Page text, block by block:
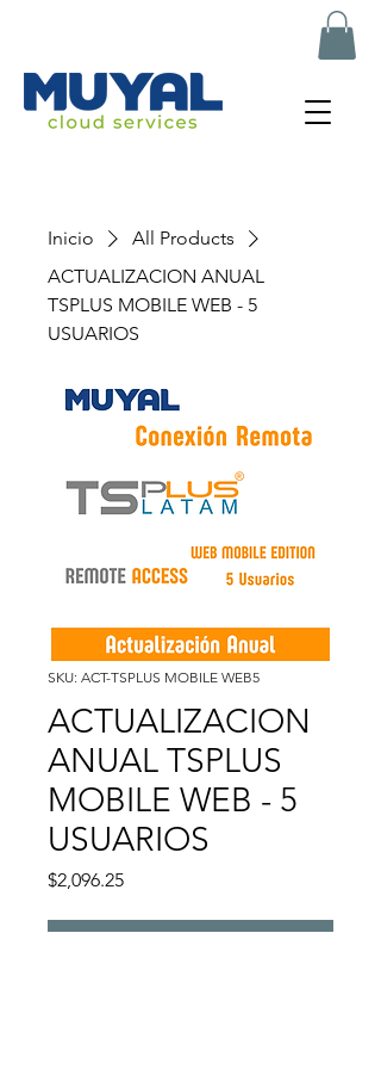
Inicio
All Products
ACTUALIZACION ANUAL
TSPLUS MOBILE WEB - 5
USUARIOS
SKU: ACT-TSPLUS MOBILE WEB5
ACTUALIZACION
ANUAL TSPLUS
MOBILE WEB - 5
USUARIOS
$2,096.25Precio